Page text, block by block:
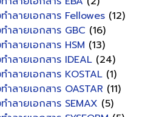
ทำลายเอกสาร Fellowes (12)
ำลายเอกสาร GBC (16)
ำลายเอกสาร HSM (13)
ำลายเอกสาร IDEAL (24)
ำลายเอกสาร KOSTAL (1)
ำลายเอกสาร OASTAR (11)
ำลายเอกสาร SEMAX (5)